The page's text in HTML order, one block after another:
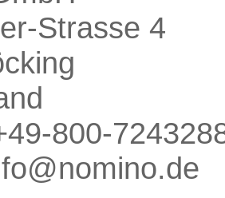
Strasse 4
800-